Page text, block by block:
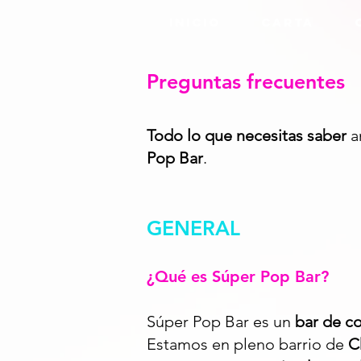
Preguntas frecuentes
Todo lo que necesitas saber
Pop Bar.
GENERAL
¿Qué es Súper Pop Bar?
Súper Pop Bar es un bar de
Estamos en pleno barrio de